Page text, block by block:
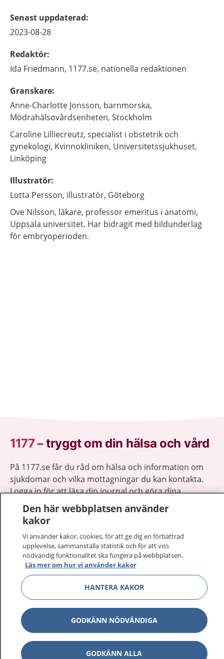
Senast uppdaterad:
2023-08-28
Redaktör:
Ida Friedmann, 1177.se, nationella redaktionen
Granskare:
Anne-Charlotte Jonsson, barnmorska,
Mödrahälsovårdsenheten, Stockholm
Caroline Lilliecreutz, specialist i obstetrik och
gynekologi, Kvinnokliniken, Universitetssjukhuset,
Linköping
Illustratör:
Lotta Persson, illustratör, Göteborg
Ove Nilsson, läkare, professor emeritus i anatomi,
Uppsala universitet. Har bidragit med bildunderlag
för embryoperioden.
1177–tryggt om din hälsa och vård
På 1177.se får du råd om hälsa och information om
sjukdomar och vilka mottagningar du kan kontakta.
Logga in för att läsa din journal och göra dina
vårdärenden. Ring telefonnummer 1177 för
sjukvårdsrådgivning dygnet runt.
1177 ger dig råd när du vill må bättre.
1177 på flera språk Visa
Om 1177 Visa
Kontakt Visa
Den här webbplatsen använder
kakor
Vi använder kakor, cookies, för att ge dig en förbättrad
upplevelse, sammanställa statistik och för att viss
nödvändig funktionalitet ska fungera på webbplatsen.
Läs mer om hur vi använder kakor
HANTERA KAKOR
GODKÄNN NÖDVÄNDIGA
GODKÄNN ALLA